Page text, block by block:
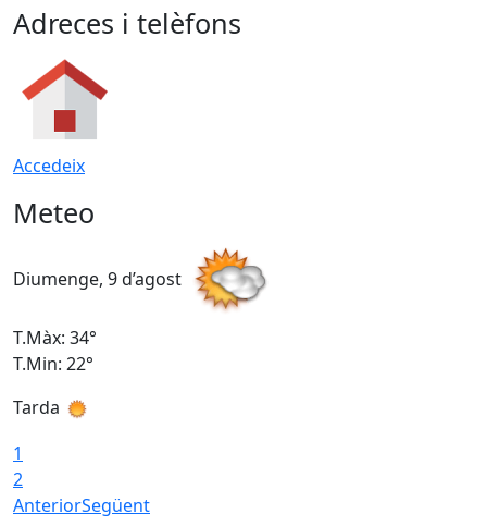
Adreces i telèfons
Accedeix
Meteo
Diumenge, 9 d’agost
T.Màx: 34°
T.Min: 22°
Tarda
1
2
AnteriorSegüent